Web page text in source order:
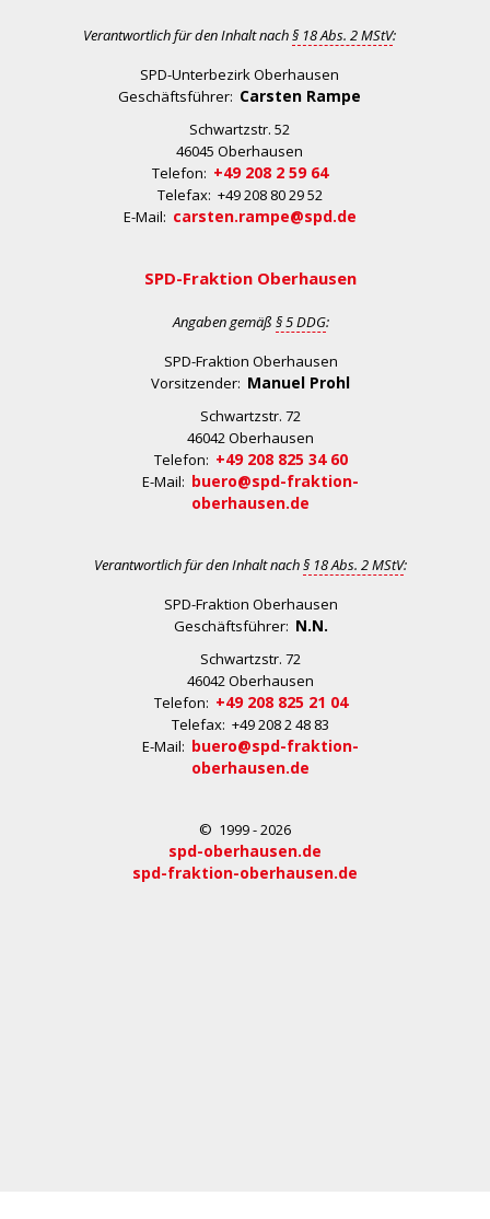
Verantwortlich für den Inhalt nach§ 18 Abs. 2 MStV:
SPD-Unterbezirk Oberhausen
Geschäftsführer: Carsten Rampe
Schwartzstr. 52
46045 Oberhausen
Telefon: +49 208 2 59 64
Telefax: +49 208 80 29 52
E-Mail: carsten.rampe@spd.de
SPD-Fraktion Oberhausen
Angaben gemäß § 5 DDG:
SPD-Fraktion Oberhausen
Vorsitzender: Manuel Prohl
Schwartzstr. 72
46042 Oberhausen
Telefon: +49 208 825 34 60
E-Mail: buero@spd-fraktion-
oberhausen.de
Verantwortlich für den Inhalt nach§ 18 Abs. 2 MStV:
SPD-Fraktion Oberhausen
Geschäftsführer: N.N.
Schwartzstr. 72
46042 Oberhausen
Telefon: +49 208 825 21 04
Telefax: +49 208 2 48 83
E-Mail: buero@spd-fraktion-
oberhausen.de
© 1999 - 2026
spd-oberhausen.de
spd-fraktion-oberhausen.de